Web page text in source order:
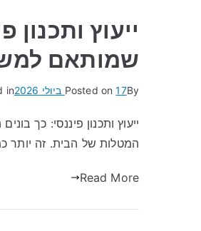
ייעוץ ותכנון
שמותאם
By
Posted on17 ביולי 2026 in
ייעוץ ותכנון פיננסי: כך
המטלות של הבית. זה יותר
Read More